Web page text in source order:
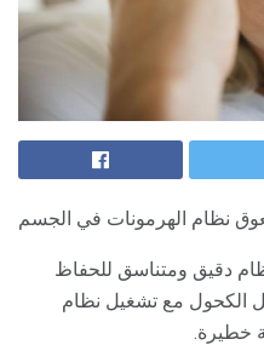
نظام الهرمونات في الجسم
دقيق ومتناسق للحفاظ
الكحول مع تشغيل نظام
خطيرة.